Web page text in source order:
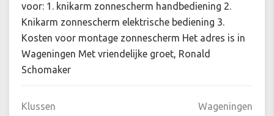
voor: 1. knikarm zonnescherm handbediening 2.
Knikarm zonnescherm elektrische bediening 3.
Kosten voor montage zonnescherm Het adres is in
Wageningen Met vriendelijke groet, Ronald
Schomaker
Klussen Wageningen